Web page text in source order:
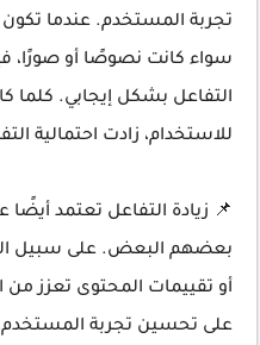
تجربة المستخدم. عندما
سواء كانت نصوصًا أو
التفاعل بشكل إيجابي. كلما
للاستخدام، زادت احتمالية
📌 زيادة التفاعل تعتمد
بعضهم البعض. على سبيل
أو تقييمات المحتوى تعزز
على تحسين تجربة